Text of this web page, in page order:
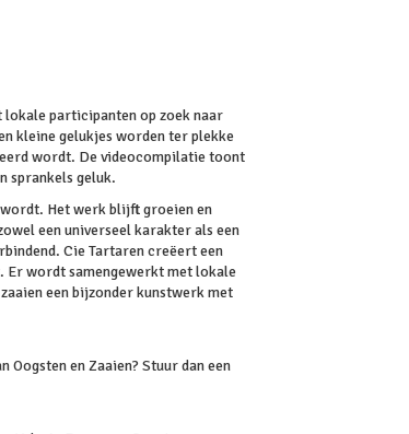
lokale participanten op zoek naar
kleine gelukjes worden ter plekke
wordt. De videocompilatie toont
sprankels geluk.
wordt. Het werk blijft groeien en
een universeel karakter als een
Cie Tartaren creëert een
wordt samengewerkt met lokale
een bijzonder kunstwerk met
en Zaaien? Stuur dan een